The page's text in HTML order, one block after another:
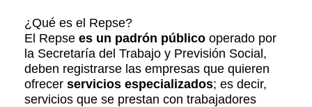
¿Qué es el Repse?
El Repse es un padrón público operado por
la Secretaría del Trabajo y Previsión Social,
deben registrarse las empresas que quieren
ofrecer servicios especializados; es decir,
servicios que se prestan con trabajadores